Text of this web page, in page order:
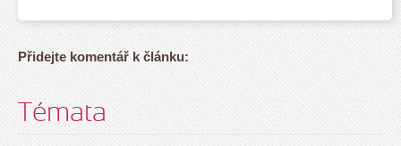
Přidejte komentář k článku:
Témata